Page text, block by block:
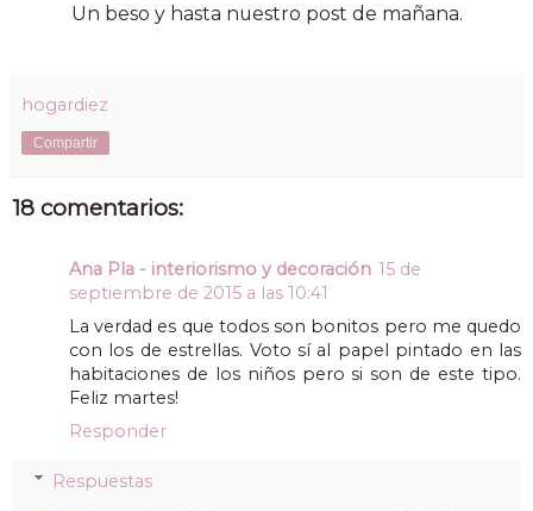
Un beso y hasta nuestro post de mañana.
hogardiez
Compartir
18 comentarios:
Ana Pla - interiorismo y decoración 15 de
septiembre de 2015 a las 10:41
La verdad es que todos son bonitos pero me quedo
con los de estrellas. Voto sí al papel pintado en las
habitaciones de los niños pero si son de este tipo.
Feliz martes!
Responder
Respuestas